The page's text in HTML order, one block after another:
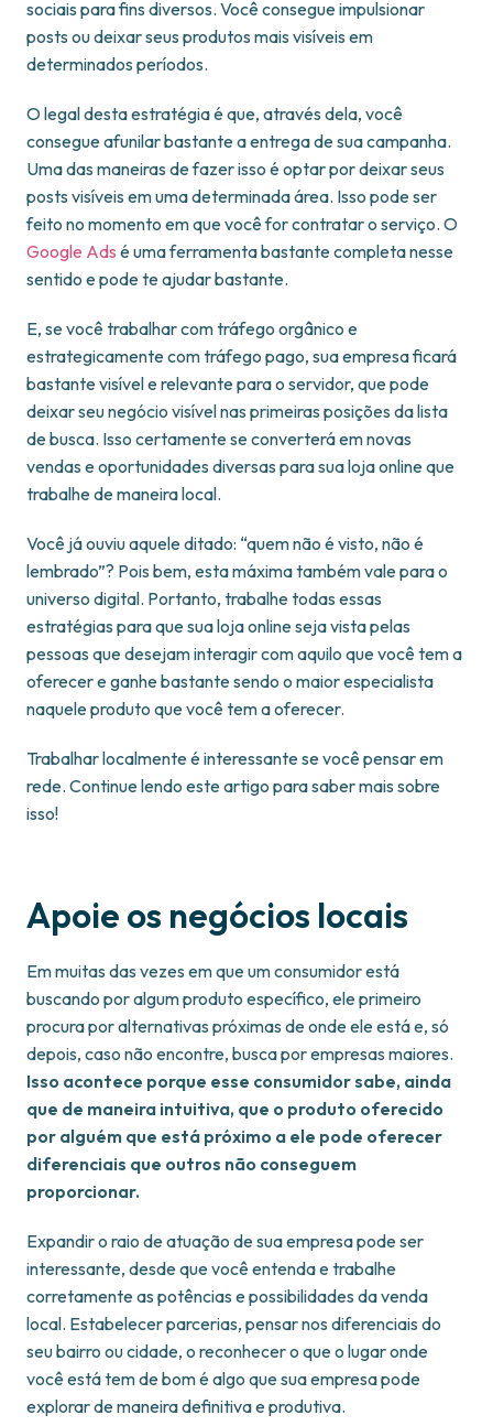
sociais para fins diversos. Você consegue impulsionar
posts ou deixar seus produtos mais visíveis em
determinados períodos.
O legal desta estratégia é que, através dela, você
consegue afunilar bastante a entrega de sua campanha.
Uma das maneiras de fazer isso é optar por deixar seus
posts visíveis em uma determinada área. Isso pode ser
feito no momento em que você for contratar o serviço. O
Google Ads é uma ferramenta bastante completa nesse
sentido e pode te ajudar bastante.
E, se você trabalhar com tráfego orgânico e
estrategicamente com tráfego pago, sua empresa ficará
bastante visível e relevante para o servidor, que pode
deixar seu negócio visível nas primeiras posições da lista
de busca. Isso certamente se converterá em novas
vendas e oportunidades diversas para sua loja online que
trabalhe de maneira local.
Você já ouviu aquele ditado: “quem não é visto, não é
lembrado”? Pois bem, esta máxima também vale para o
universo digital. Portanto, trabalhe todas essas
estratégias para que sua loja online seja vista pelas
pessoas que desejam interagir com aquilo que você tem a
oferecer e ganhe bastante sendo o maior especialista
naquele produto que você tem a oferecer.
Trabalhar localmente é interessante se você pensar em
rede. Continue lendo este artigo para saber mais sobre
isso!
Apoie os negócios locais
Em muitas das vezes em que um consumidor está
buscando por algum produto específico, ele primeiro
procura por alternativas próximas de onde ele está e, só
depois, caso não encontre, busca por empresas maiores.
Isso acontece porque esse consumidor sabe, ainda
que de maneira intuitiva, que o produto oferecido
por alguém que está próximo a ele pode oferecer
diferenciais que outros não conseguem
proporcionar.
Expandir o raio de atuação de sua empresa pode ser
interessante, desde que você entenda e trabalhe
corretamente as potências e possibilidades da venda
local. Estabelecer parcerias, pensar nos diferenciais do
seu bairro ou cidade, o reconhecer o que o lugar onde
você está tem de bom é algo que sua empresa pode
explorar de maneira definitiva e produtiva.